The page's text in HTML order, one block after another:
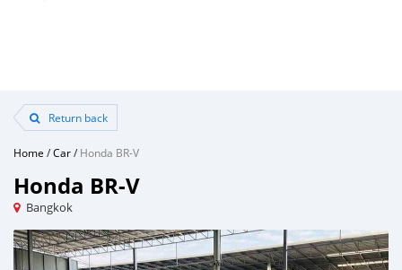
Return back
Home /Car/Honda BR-V
Honda BR-V
Bangkok